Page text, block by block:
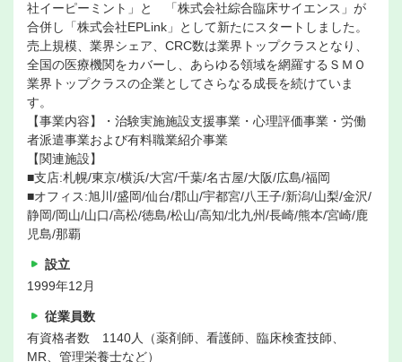
社イーピーミント」と 「株式会社綜合臨床サイエンス」が
合併し「株式会社EPLink」として新たにスタートしました。
売上規模、業界シェア、CRC数は業界トップクラスとなり、
全国の医療機関をカバーし、あらゆる領域を網羅するＳＭＯ
業界トップクラスの企業としてさらなる成長を続けていま
す。
【事業内容】・治験実施施設支援事業・心理評価事業・労働
者派遣事業および有料職業紹介事業
【関連施設】
■支店:札幌/東京/横浜/大宮/千葉/名古屋/大阪/広島/福岡
■オフィス:旭川/盛岡/仙台/郡山/宇都宮/八王子/新潟/山梨/金沢/
静岡/岡山/山口/高松/徳島/松山/高知/北九州/長崎/熊本/宮崎/鹿
児島/那覇
設立
1999年12月
従業員数
有資格者数 1140人（薬剤師、看護師、臨床検査技師、
MR、管理栄養士など）